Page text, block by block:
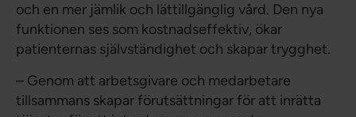
och en mer jämlik och lättillgänglig vård. Den nya
funktionen ses som kostnadseffektiv, ökar
patienternas självständighet och skapar trygghet.
– Genom att arbetsgivare och medarbetare
tillsammans skapar förutsättningar för att inrätta